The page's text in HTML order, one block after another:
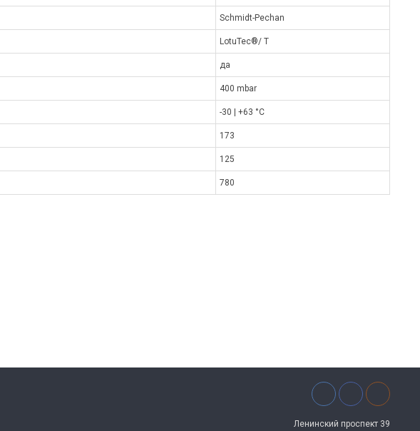
Schmidt-Pechan
LotuTec®/ T
да
400 mbar
-30 | +63 °C
173
125
780
Ленинский проспект 39